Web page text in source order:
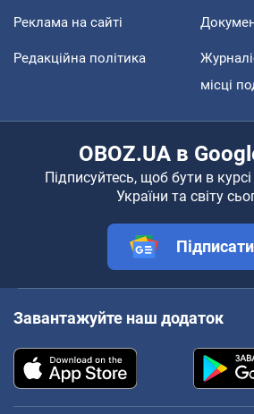
Реклама на сайті
Редакційна політика
місці
OBOZ.UA в
Підписуйтесь, щоб бути в
України та світу
Завантажуйте наш додаток